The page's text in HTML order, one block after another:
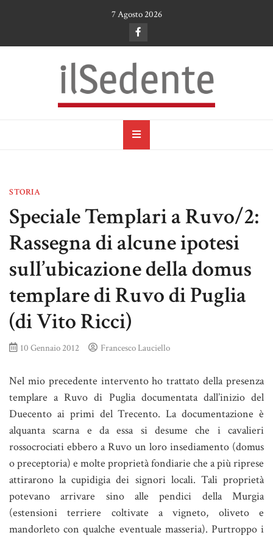
7 Agosto 2026
il Sedente
STORIA
Speciale Templari a Ruvo/2:
Rassegna di alcune ipotesi
sull’ubicazione della domus
templare di Ruvo di Puglia
(di Vito Ricci)
10 Gennaio 2012 Francesco Lauciello
Nel mio precedente intervento ho trattato della presenza
templare a Ruvo di Puglia documentata dall’inizio del
Duecento ai primi del Trecento. La documentazione è
alquanta scarna e da essa si desume che i cavalieri
rossocrociati ebbero a Ruvo un loro insediamento (domus
o preceptoria) e molte proprietà fondiarie che a più riprese
attirarono la cupidigia dei signori locali. Tali proprietà
potevano arrivare sino alle pendici della Murgia
(estensioni terriere coltivate a vigneto, oliveto e
mandorleto con qualche eventuale masseria). Purtroppo i